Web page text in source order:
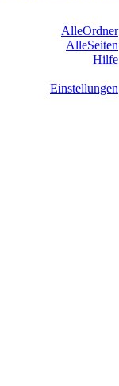
AlleOrdner
AlleSeiten
Hilfe
Einstellungen